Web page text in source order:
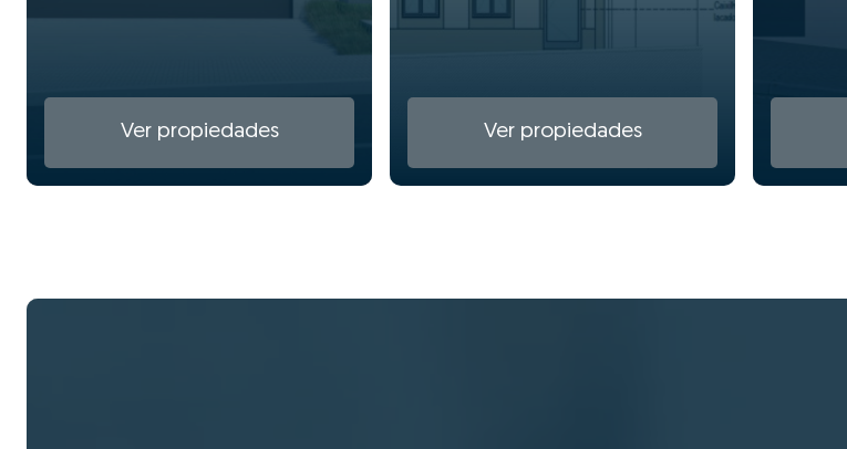
Ver propiedades Ver propiedades